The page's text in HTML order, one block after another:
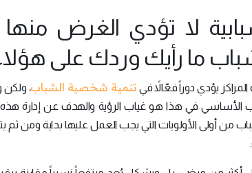
لا تؤدي الغرض
ما رأيك وردك على
يؤدي دوراً فعّالاً في تنمية شخصية الشباب،
في هذا هو غياب الرؤية والهدف عن إدارة هذه
من أولى الأولويات التي يجب العمل عليها بداية ومن ثم